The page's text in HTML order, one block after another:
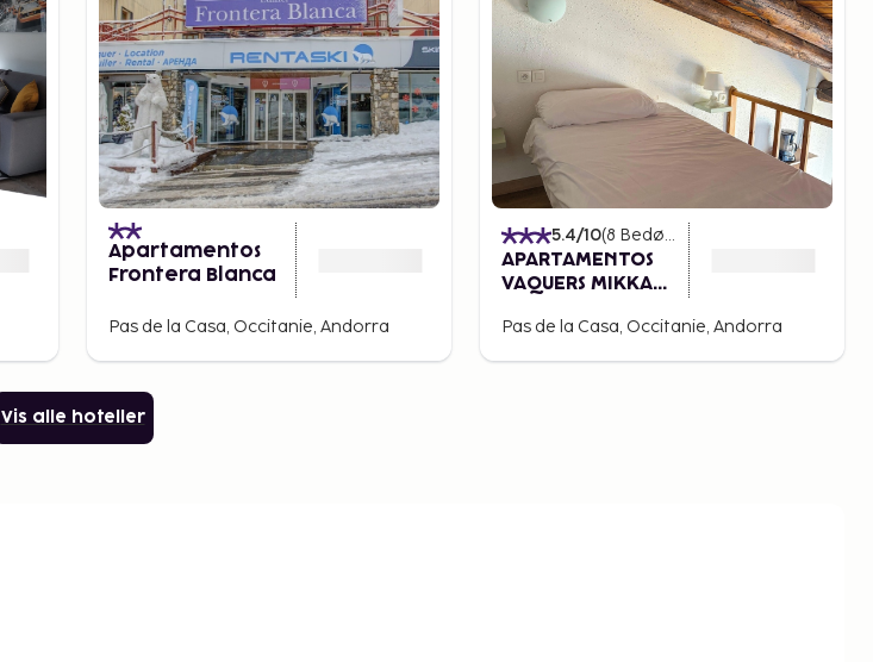
Apartamentos
Frontera Blanca
Pas de la Casa, Occitanie, Andorra
5.4/10(8 Bedømmelser
APARTAMENTOS
VAQUERS MIKKA
Pas de la Casa, Occitanie, Andorra
Vis alle hoteller